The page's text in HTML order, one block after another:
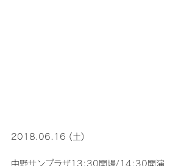
2018.06.16 (土)
中野サンプラザ13:30開場/14:30開演